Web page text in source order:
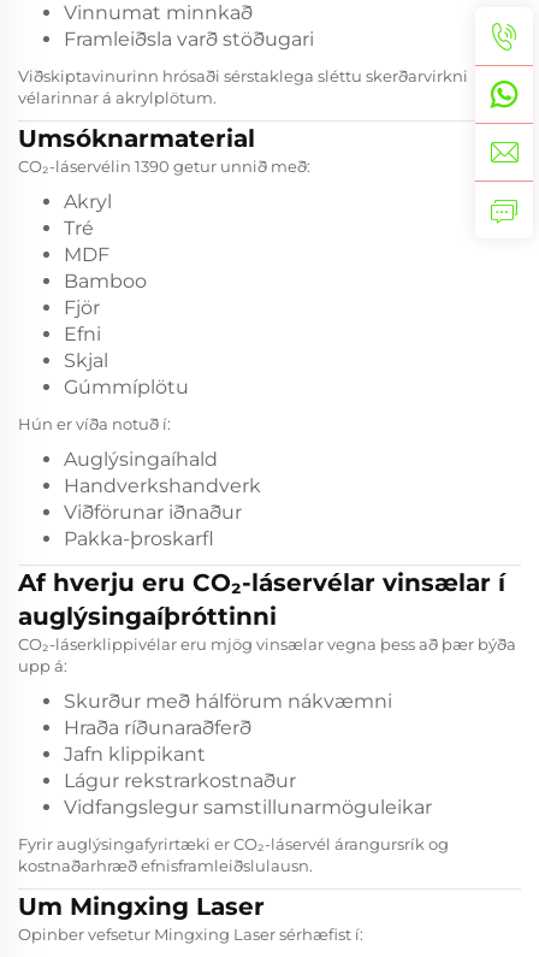
Vinnumat minnkað
Framleiðsla varð stöðugari
Viðskiptavinurinn hrósaði sérstaklega sléttu skerðarvirkni
vélarinnar á akrylplötum.
Umsóknarmaterial
CO₂-láservélin 1390 getur unnið með:
Akryl
Tré
MDF
Bamboo
Fjör
Efni
Skjal
Gúmmíplötu
Hún er víða notuð í:
Auglýsingaíhald
Handverkshandverk
Viðförunar iðnaður
Pakka-þroskarfl
Af hverju eru CO₂-láservélar vinsælar í
auglýsingaíþróttinni
CO₂-láserklippivélar eru mjög vinsælar vegna þess að þær býða
upp á:
Skurður með hálförum nákvæmni
Hraða ríðunaraðferð
Jafn klippikant
Lágur rekstrarkostnaður
Vidfangslegur samstillunarmöguleikar
Fyrir auglýsingafyrirtæki er CO₂-láservél árangursrík og
kostnaðarhræð efnisframleiðslulausn.
Um Mingxing Laser
Opinber vefsetur Mingxing Lasersérhæfist í: